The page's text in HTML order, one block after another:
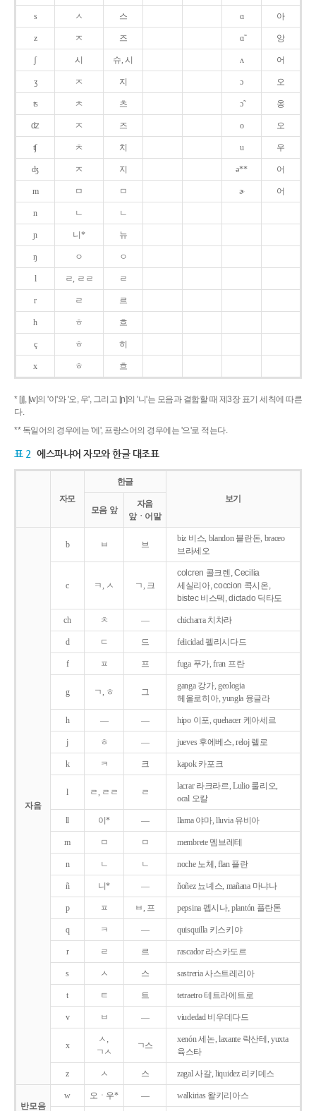
s ㅅ 스 ɑ 아
z ㅈ 즈 ɑ̃ 앙
ʃ 시 슈, 시 ʌ 어
ʒ ㅈ 지 ɔ 오
ʦ ㅊ 츠 ɔ̃ 옹
ʣ ㅈ 즈 o 오
ʧ ㅊ 치 u 우
ʤ ㅈ 지 ə** 어
m ㅁ ㅁ ɚ 어
n ㄴ ㄴ
ɲ 니* 뉴
ŋ ㅇ ㅇ
l ㄹ, ㄹㄹ ㄹ
r ㄹ 르
h ㅎ 흐
ç ㅎ 히
x ㅎ 흐
* [j], [w]의 '이'와 '오, 우', 그리고 [ɲ]의 '니'는 모음과 결합할 때 제3장 표기 세칙에 따른
다.
** 독일어의 경우에는 '에', 프랑스어의 경우에는 '으'로 적는다.
표 2 에스파냐어 자모와 한글 대조표
자모
한글
보기
모음 앞
자음
앞ㆍ어말
자음
b ㅂ 브
biz 비스, blandon 블란돈, braceo
브라세오
c ㅋ, ㅅ ㄱ, 크
colcren 콜크렌, Cecilia
세실리아, coccion 콕시온,
bistec 비스텍, dictado 딕타도
ch ㅊ ― chicharra 치차라
d ㄷ 드 felicidad 펠리시다드
f ㅍ 프 fuga 푸가, fran 프란
g ㄱ, ㅎ 그
ganga 강가, geologia
헤올로히아, yungla 융글라
h ― ― hipo 이포, quehacer 케아세르
j ㅎ ― jueves 후에베스, reloj 렐로
k ㅋ 크 kapok 카포크
l ㄹ, ㄹㄹ ㄹ
lacrar 라크라르, Lulio 룰리오,
ocal 오칼
ll 이* ― llama 야마, lluvia 유비아
m ㅁ ㅁ membrete 멤브레테
n ㄴ ㄴ noche 노체, flan 플란
ñ 니* ― ñoñez 뇨녜스, mañana 마냐나
p ㅍ ㅂ, 프 pepsina 펩시나, plantón 플란톤
q ㅋ ― quisquilla 키스키야
r ㄹ 르 rascador 라스카도르
s ㅅ 스 sastreria 사스트레리아
t ㅌ 트 tetraetro 테트라에트로
v ㅂ ― viudedad 비우데다드
x
ㅅ,
ㄱㅅ
ㄱ스
xenón 세논, laxante 락산테, yuxta
육스타
z ㅅ 스 zagal 사갈, liquidez 리키데스
반모음
w 오ㆍ우* ― walkirias 왈키리아스